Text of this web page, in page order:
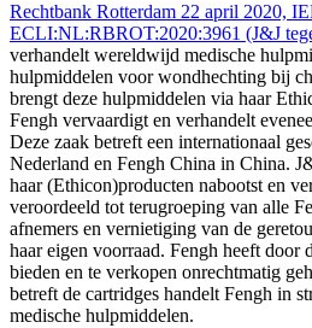
Rechtbank Rotterdam 22 april 2020,
ECLI:NL:RBROT:2020:3961 (J&J
verhandelt wereldwijd medische
hulpmiddelen voor wondhechting bij
brengt deze hulpmiddelen via haar
Fengh vervaardigt en verhandelt
Deze zaak betreft een internationaal
Nederland en Fengh China in China.
haar (Ethicon)producten nabootst en
veroordeeld tot terugroeping van alle
afnemers en vernietiging van de
haar eigen voorraad. Fengh heeft door
bieden en te verkopen onrechtmatig
betreft de cartridges handelt Fengh in
medische hulpmiddelen.